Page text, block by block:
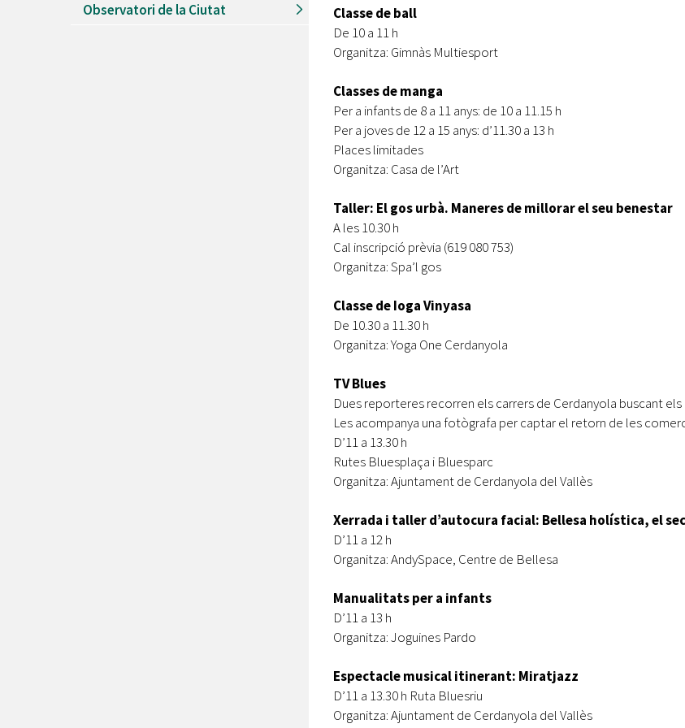
Observatori de la Ciutat
Classe de ball
De 10 a 11 h
Organitza: Gimnàs Multiesport
Classes de manga
Per a infants de 8 a 11 anys: de 10 a 11.15 h
Per a joves de 12 a 15 anys: d’11.30 a 13 h
Places limitades
Organitza: Casa de l’Art
Taller: El gos urbà. Maneres de millorar el seu benestar
A les 10.30 h
Cal inscripció prèvia (619 080 753)
Organitza: Spa’l gos
Classe de Ioga Vinyasa
De 10.30 a 11.30 h
Organitza: Yoga One Cerdanyola
TV Blues
Dues reporteres recorren els carrers de Cerdanyola buscant els
Les acompanya una fotògrafa per captar el retorn de les
D’11 a 13.30 h
Rutes Bluesplaça i Bluesparc
Organitza: Ajuntament de Cerdanyola del Vallès
Xerrada i taller d’autocura facial: Bellesa holística, el
D’11 a 12 h
Organitza: AndySpace, Centre de Bellesa
Manualitats per a infants
D’11 a 13 h
Organitza: Joguines Pardo
Espectacle musical itinerant: Miratjazz
D’11 a 13.30 h Ruta Bluesriu
Organitza: Ajuntament de Cerdanyola del Vallès